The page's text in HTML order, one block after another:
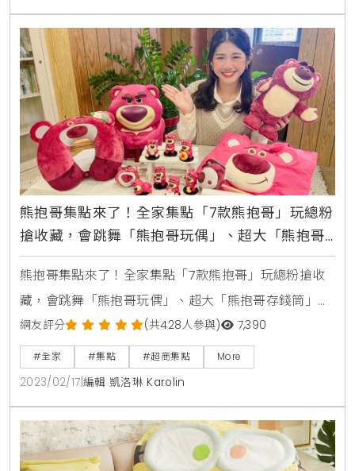
點+299元、2,000點+249元3、馬來貘旅遊隨身小包
400點+199元、2,000點+169元4、馬來貘多
熊抱哥集點來了！全家集點「7款熊抱哥」玩總粉
搶收藏，會跳舞「熊抱哥玩偶」、超大「熊抱哥
存錢筒」超可愛
熊抱哥集點來了！全家集點「7款熊抱哥」玩總粉搶收
藏，會跳舞「熊抱哥玩偶」、超大「熊抱哥存錢筒」超
可愛全家、皮克斯「熊抱哥集點加價購」活動時間：
2023/2/22~2023/4/4加價購品項：1、熊抱哥搖擺玩偶
400點+949元、2000點+799元2、熊抱哥存錢筒400
點+1980元3、熊抱哥按摩搥400點+199元、2000點
+149元4、熊抱哥MEA公仔成套7支(含隱藏版)400點
+1999元
網友評分 (共428人參與) 7,390
#全家 #集點 #超商集點 More
2023/02/17 編輯 凱洛琳 Karolin